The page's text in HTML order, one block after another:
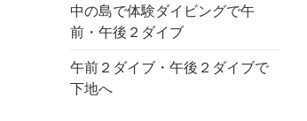
中の島で体験ダイビングで午
前・午後２ダイブ
午前２ダイブ・午後２ダイブで
下地へ